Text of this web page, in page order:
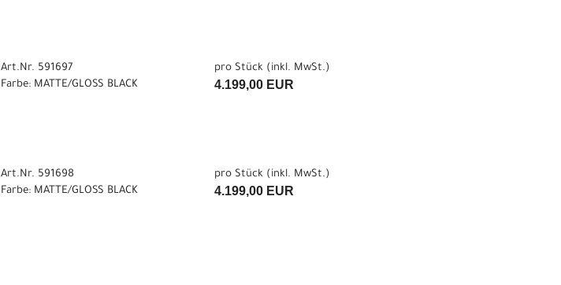
Art.Nr. 591697
Farbe: MATTE/GLOSS BLACK
pro Stück (inkl. MwSt.)
4.199,00 EUR
Art.Nr. 591698
Farbe: MATTE/GLOSS BLACK
pro Stück (inkl. MwSt.)
4.199,00 EUR